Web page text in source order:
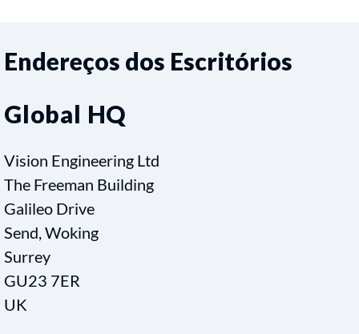
Endereços dos Escritórios
Global HQ
Vision Engineering Ltd
The Freeman Building
Galileo Drive
Send, Woking
Surrey
GU23 7ER
UK